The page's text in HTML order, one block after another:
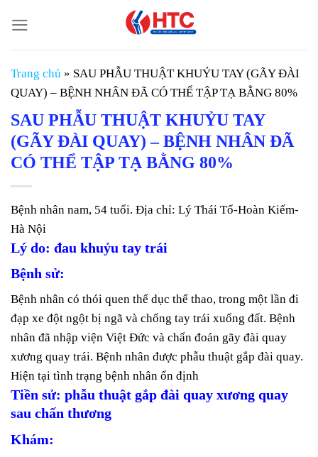
đến
nội
dung
Trang chủ » SAU PHẪU THUẬT KHUỶU TAY (GÃY ĐÀI
QUAY) – BỆNH NHÂN ĐÃ CÓ THỂ TẬP TẠ BẰNG 80%
SAU PHẪU THUẬT KHUỶU TAY
(GÃY ĐÀI QUAY) – BỆNH NHÂN ĐÃ
CÓ THỂ TẬP TẠ BẰNG 80%
Bệnh nhân nam, 54 tuổi. Địa chỉ: Lý Thái Tổ-Hoàn Kiếm-
Hà Nội
Lý do: đau khuỷu tay trái
Bệnh sử:
Bệnh nhân có thói quen thể dục thể thao, trong một lần đi
đạp xe đột ngột bị ngã và chống tay trái xuống đất. Bệnh
nhân đã nhập viện Việt Đức và chẩn đoán gãy đài quay
xương quay trái. Bệnh nhân được phẫu thuật gắp đài quay.
Hiện tại tình trạng bệnh nhân ổn định
Tiền sử: phẫu thuật gắp đài quay xương quay
sau chấn thương
Khám: